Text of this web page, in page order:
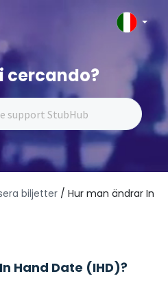
cercando?
biljetter / Hur man ändrar In
Hand Date (IHD)?